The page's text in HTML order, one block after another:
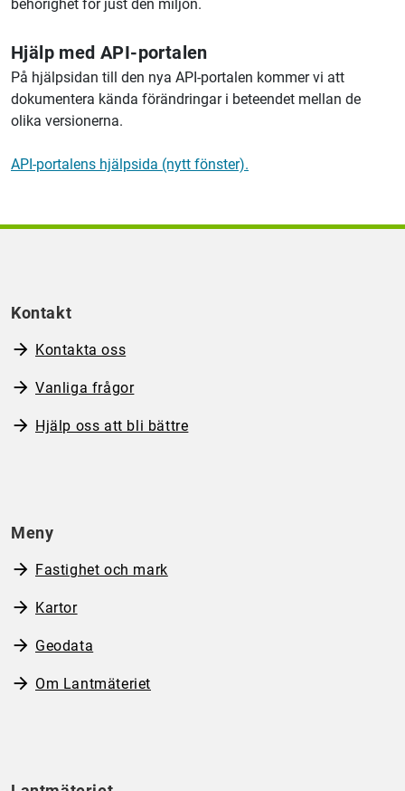
behörighet för just den miljön.
Hjälp med API-portalen
På hjälpsidan till den nya API-portalen kommer vi att
dokumentera kända förändringar i beteendet mellan de
olika versionerna.
API-portalens hjälpsida (nytt fönster).
Kontakt
Kontakta oss
Vanliga frågor
Hjälp oss att bli bättre
Meny
Fastighet och mark
Kartor
Geodata
Om Lantmäteriet